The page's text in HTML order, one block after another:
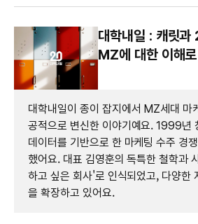
대학내일 : 캐릿
MZ에 대한 이해
대학내일이 종이 잡지에서 MZ세대 마
공적으로 변신한 이야기예요. 1999년
데이터를 기반으로 한 마케팅 수주 경
했어요. 대표 김영훈의 독특한 철학과
하고 싶은 회사'로 인식되었고, 다양한
을 확장하고 있어요.